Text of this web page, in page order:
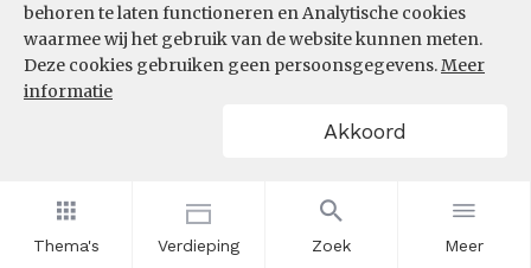
Thema's Verdieping Zoek Meer
behoren te laten functioneren en Analytische cookies
waarmee wij het gebruik van de website kunnen meten.
Deze cookies gebruiken geen persoonsgegevens.Meer
informatie
Akkoord